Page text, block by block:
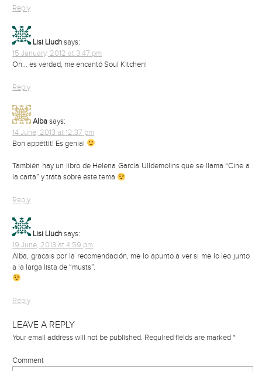
Reply
Lisi Lluch says:
15 January, 2012 at 3:47 pm
Oh… es verdad, me encantó Soul Kitchen!
Reply
Alba says:
14 June, 2013 at 12:37 pm
Bon appéttit! Es genial
También hay un libro de Helena García Ulldemolins que se llama “Cine a
la carta” y trata sobre este tema
Reply
Lisi Lluch says:
19 June, 2013 at 4:59 pm
Alba, gracais por la recomendación, me lo apunto a ver si me lo leo junto
a la larga lista de “musts”.
Reply
LEAVE A REPLY
Your email address will not be published. Required fields are marked*
Comment